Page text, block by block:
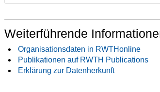
Weiterführende
Organisationsdaten in RWTHonline
Publikationen auf RWTH Publications
Erklärung zur Datenherkunft